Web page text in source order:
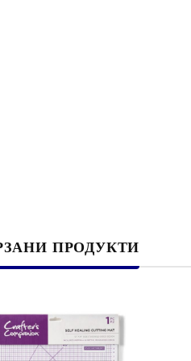
текстил, дърво,
мастило
ПЕЧАТИ
ПРОДУКТИ